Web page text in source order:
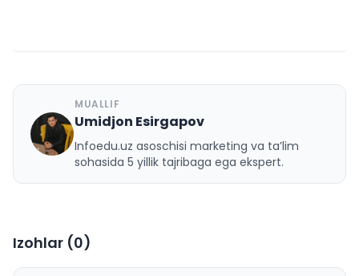
U
MUALLIF
Umidjon Esirgapov
Infoedu.uz asoschisi marketing va ta’lim
sohasida 5 yillik tajribaga ega ekspert.
Izohlar (0)